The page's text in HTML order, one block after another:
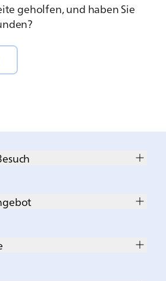
geholfen, und haben Sie